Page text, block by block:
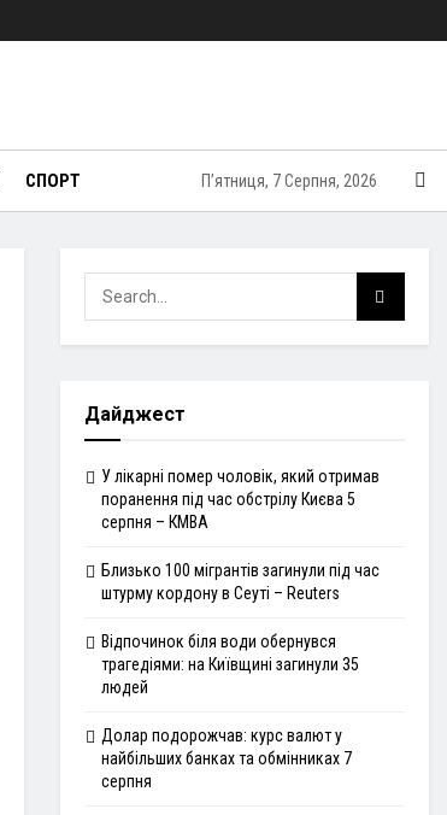
СПОРТ П’ятниця, 7 Серпня, 2026
Дайджест
У лікарні помер чоловік, який отримав
поранення під час обстрілу Києва 5
серпня – КМВА
Близько 100 мігрантів загинули під час
штурму кордону в Сеуті – Reuters
Відпочинок біля води обернувся
трагедіями: на Київщині загинули 35
людей
Долар подорожчав: курс валют у
найбільших банках та обмінниках 7
серпня